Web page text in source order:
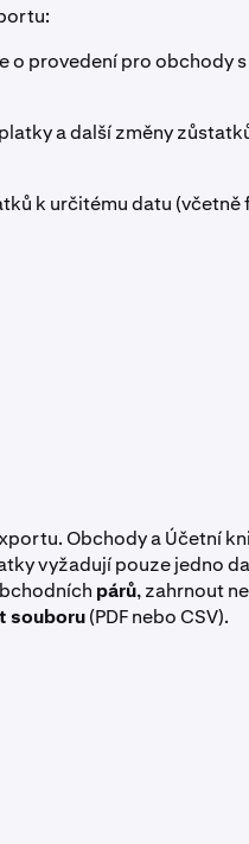
o provedení pro obchody
a další změny
k určitému datu (včetně
Obchody a Účetní
vyžadují pouze jedno
párů, zahrnout
souboru(PDF nebo CSV).